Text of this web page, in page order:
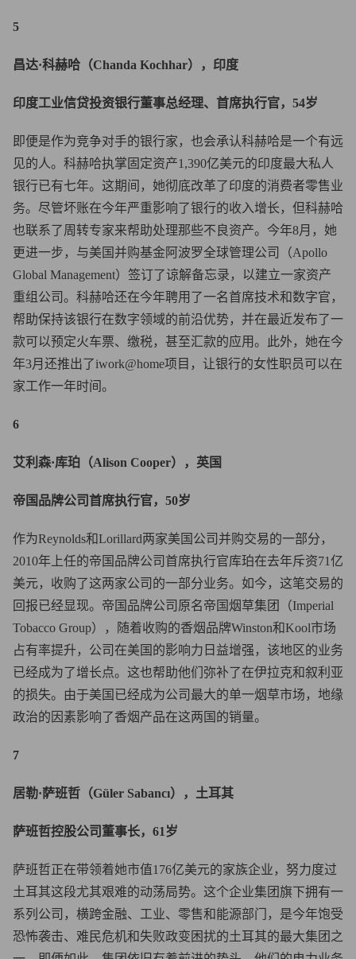
5
昌达·科赫哈（Chanda Kochhar），印度
印度工业信贷投资银行董事总经理、首席执行官，54岁
即便是作为竞争对手的银行家，也会承认科赫哈是一个有远
见的人。科赫哈执掌固定资产1,390亿美元的印度最大私人
银行已有七年。这期间，她彻底改革了印度的消费者零售业
务。尽管坏账在今年严重影响了银行的收入增长，但科赫哈
也联系了周转专家来帮助处理那些不良资产。今年8月，她
更进一步，与美国并购基金阿波罗全球管理公司（Apollo
Global Management）签订了谅解备忘录，以建立一家资产
重组公司。科赫哈还在今年聘用了一名首席技术和数字官，
帮助保持该银行在数字领域的前沿优势，并在最近发布了一
款可以预定火车票、缴税，甚至汇款的应用。此外，她在今
年3月还推出了iwork@home项目，让银行的女性职员可以在
家工作一年时间。
6
艾利森·库珀（Alison Cooper），英国
帝国品牌公司首席执行官，50岁
作为Reynolds和Lorillard两家美国公司并购交易的一部分，
2010年上任的帝国品牌公司首席执行官库珀在去年斥资71亿
美元，收购了这两家公司的一部分业务。如今，这笔交易的
回报已经显现。帝国品牌公司原名帝国烟草集团（Imperial
Tobacco Group），随着收购的香烟品牌Winston和Kool市场
占有率提升，公司在美国的影响力日益增强，该地区的业务
已经成为了增长点。这也帮助他们弥补了在伊拉克和叙利亚
的损失。由于美国已经成为公司最大的单一烟草市场，地缘
政治的因素影响了香烟产品在这两国的销量。
7
居勒·萨班哲（Güler Sabancı），土耳其
萨班哲控股公司董事长，61岁
萨班哲正在带领着她市值176亿美元的家族企业，努力度过
土耳其这段尤其艰难的动荡局势。这个企业集团旗下拥有一
系列公司，横跨金融、工业、零售和能源部门，是今年饱受
恐怖袭击、难民危机和失败政变困扰的土耳其的最大集团之